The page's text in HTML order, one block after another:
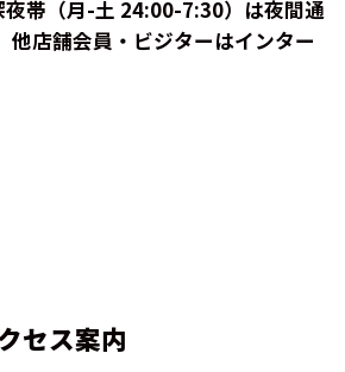
帯（月-土 24:00-7:30）は夜間通
他店舗会員・ビジターはインター
セス案内